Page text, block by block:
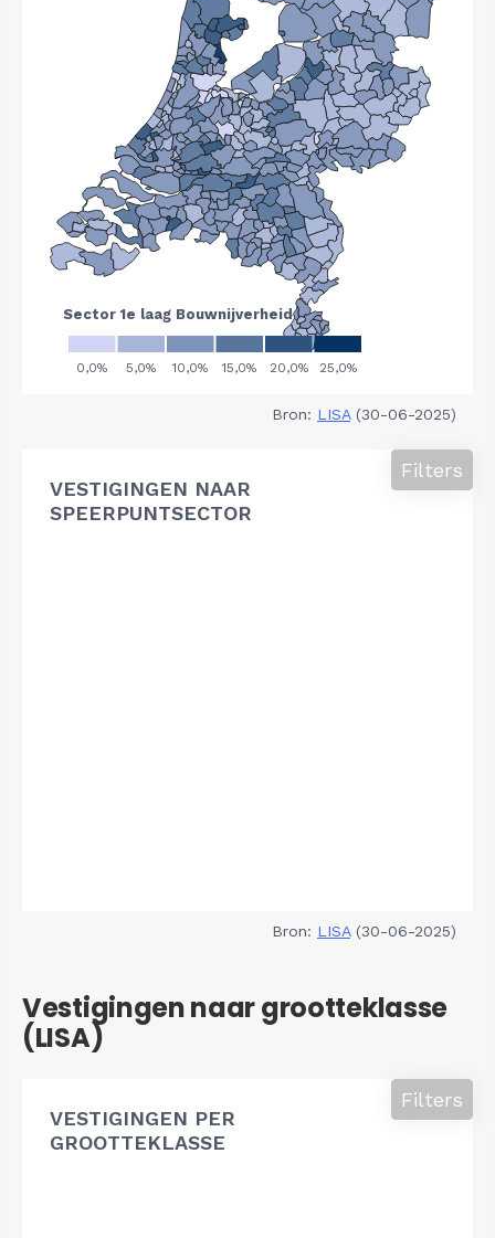
Bron: LISA(30-06-2025)
VESTIGINGEN NAAR
SPEERPUNTSECTOR
Filters
Bron: LISA(30-06-2025)
Vestigingen naar grootteklasse
(LISA)
VESTIGINGEN PER
GROOTTEKLASSE
Filters